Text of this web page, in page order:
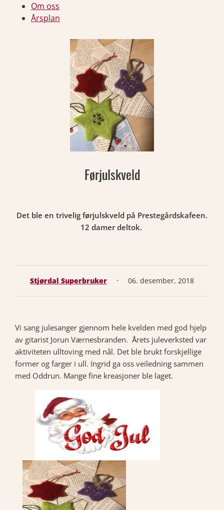
Om oss
Årsplan
Førjulskveld
Det ble en trivelig førjulskveld på Prestegårdskafeen.
12 damer deltok.
Stjørdal Superbruker · 06. desember, 2018
Vi sang julesanger gjennom hele kvelden med god hjelp
av gitarist Jorun Værnesbranden. Årets juleverksted var
aktiviteten ulltoving med nål. Det ble brukt forskjellige
former og farger i ull. Ingrid ga oss veiledning sammen
med Oddrun. Mange fine kreasjoner ble laget.